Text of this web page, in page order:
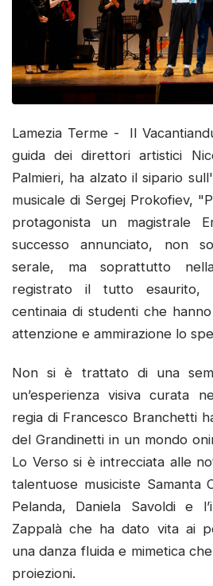
​Lamezia Terme - ​ Il
guida dei direttori artistici
Palmieri, ha alzato il sipario
musicale di Sergej Prokofiev,
protagonista un magistrale
successo annunciato, non
serale, ma soprattutto
registrato il tutto esaurito,
centinaia di studenti che
attenzione e ammirazione lo
Non si è trattato di una
un’esperienza visiva curata
regia di Francesco Branchetti
del Grandinetti in un mondo
Lo Verso si è intrecciata alle
talentuose musiciste Samanta
Pelanda, Daniela Savoldi e
Zappalà che ha dato vita ai
una danza fluida e mimetica
proiezioni.